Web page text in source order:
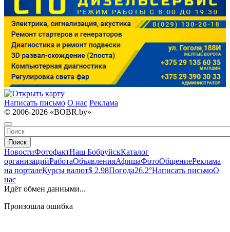
Написать письмо О нас Реклама
© 2006-2026 «BOBR.by»
Поиск
НовостиФотофактНаш БобруйскКаталог
организацийРаботаОбъявленияАфишаФотоОбщениеРеклама
на порталеКурсы валют$ 2.98Погода26.2°Написать письмоО
нас
Идёт обмен данными...
Произошла ошибка